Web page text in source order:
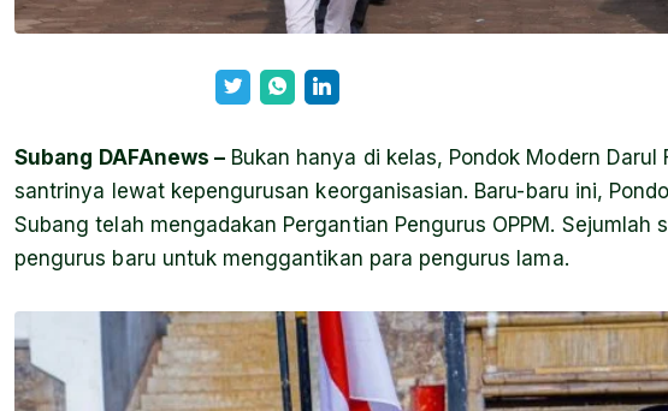
Subang DAFAnews –Bukan hanya di kelas, Pondok Modern
santrinya lewat kepengurusan keorganisasian. Baru-baru ini,
Subang telah mengadakan Pergantian Pengurus OPPM. Sejumlah
pengurus baru untuk menggantikan para pengurus lama.